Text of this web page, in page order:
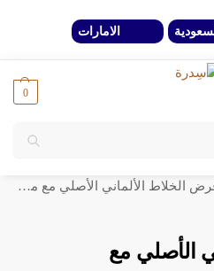
الامارات
0
الخلاط الألماني الأصلي مع مطحنة بضمان 6 شهور + حصيرة تسخين الطعام المحمولة
الأصلي مع